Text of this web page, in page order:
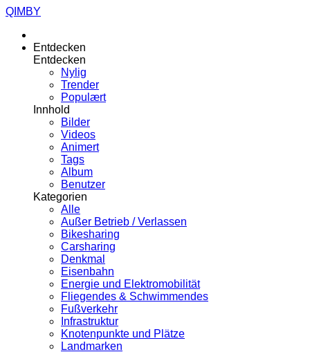
QIMBY
Entdecken
Entdecken
Nylig
Trender
Populært
Innhold
Bilder
Videos
Animert
Tags
Album
Benutzer
Kategorien
Alle
Außer Betrieb / Verlassen
Bikesharing
Carsharing
Denkmal
Eisenbahn
Energie und Elektromobilität
Fliegendes & Schwimmendes
Fußverkehr
Infrastruktur
Knotenpunkte und Plätze
Landmarken